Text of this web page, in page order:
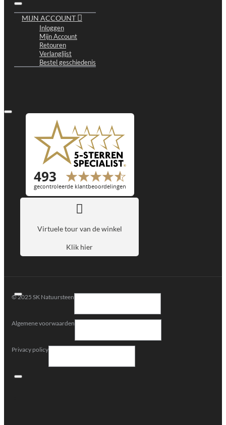
MIJN ACCOUNT
Inloggen
Mijn Account
Retouren
Verlanglijst
Bestel geschiedenis
Virtuele tour van de winkel
Klik hier
© 2025 SK Natuursteen
Algemene voorwaarden
Privacy policy